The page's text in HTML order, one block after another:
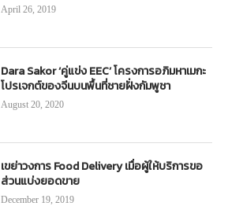
April 26, 2019
Dara Sakor ‘คู่แข่ง EEC’ โครงการอภิมหาเมกะ
โปรเจกต์ของจีนบนพื้นที่ชายฝั่งกัมพูชา
August 20, 2020
เขย่าวงการ Food Delivery เมื่อผู้ให้บริการขอ
ส่วนแบ่งยอดขาย
December 19, 2019